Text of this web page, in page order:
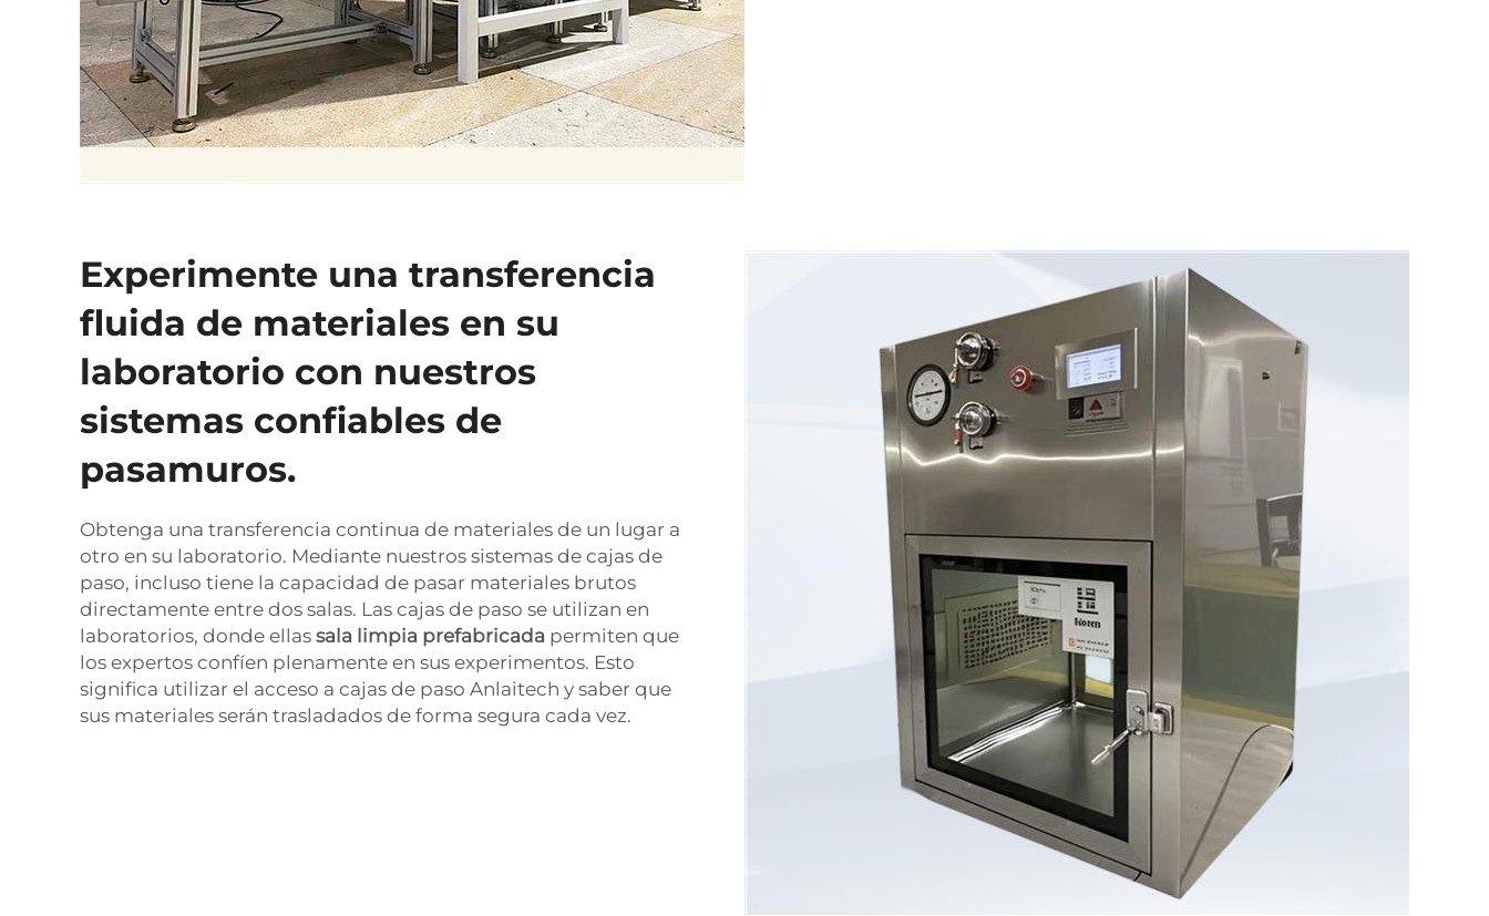
Experimente una transferencia
fluida de materiales en su
laboratorio con nuestros
sistemas confiables de
pasamuros.
Obtenga una transferencia continua de materiales de un lugar a
otro en su laboratorio. Mediante nuestros sistemas de cajas de
paso, incluso tiene la capacidad de pasar materiales brutos
directamente entre dos salas. Las cajas de paso se utilizan en
laboratorios, donde ellas sala limpia prefabricada permiten que
los expertos confíen plenamente en sus experimentos. Esto
significa utilizar el acceso a cajas de paso Anlaitech y saber que
sus materiales serán trasladados de forma segura cada vez.